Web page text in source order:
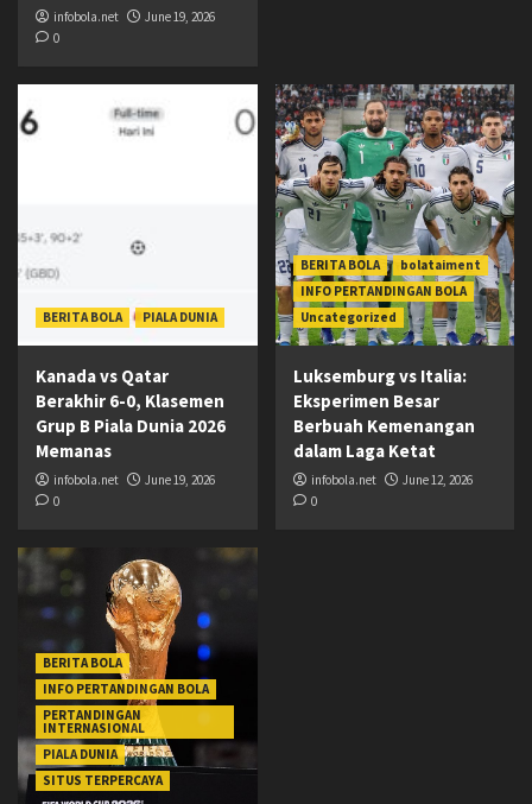
infobola.net
June 19, 2026
0
BERITA BOLA PIALA DUNIA
Kanada vs Qatar
Berakhir 6-0, Klasemen
Grup B Piala Dunia 2026
Memanas
infobola.net
June 19, 2026
0
BERITA BOLA
bolataiment
INFO PERTANDINGAN BOLA
Uncategorized
Luksemburg vs Italia:
Eksperimen Besar
Berbuah Kemenangan
dalam Laga Ketat
infobola.net
June 12, 2026
0
BERITA BOLA
INFO PERTANDINGAN BOLA
PERTANDINGAN
INTERNASIONAL
PIALA DUNIA
SITUS TERPERCAYA